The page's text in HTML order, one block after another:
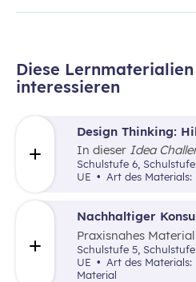
Diese
interessieren
Nachhaltiger
Praxisnahes
(Einkauf von Obst
Learning-Einheit
Umfang mit Müll.
Schulstufe 5,
UE
Material
Design Thinking:
In dieser Idea
Geschenkidee als
Lösungen.
Schulstufe 6,
UE
Art des Materials: